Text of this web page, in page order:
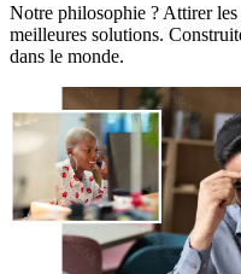
Notre philosophie ? Attirer
meilleures solutions.
dans le monde.